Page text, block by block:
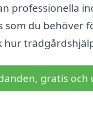
professionella
som du behöver
hur
gratis